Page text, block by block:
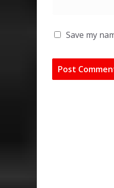
Save my